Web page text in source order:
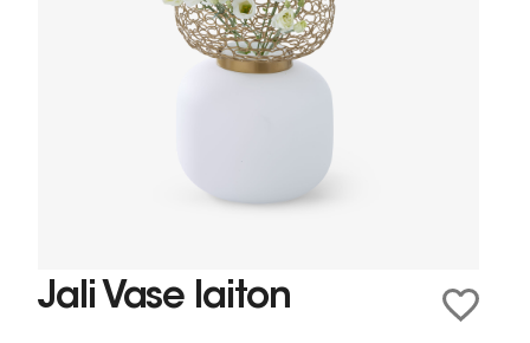
Jali Vase laiton